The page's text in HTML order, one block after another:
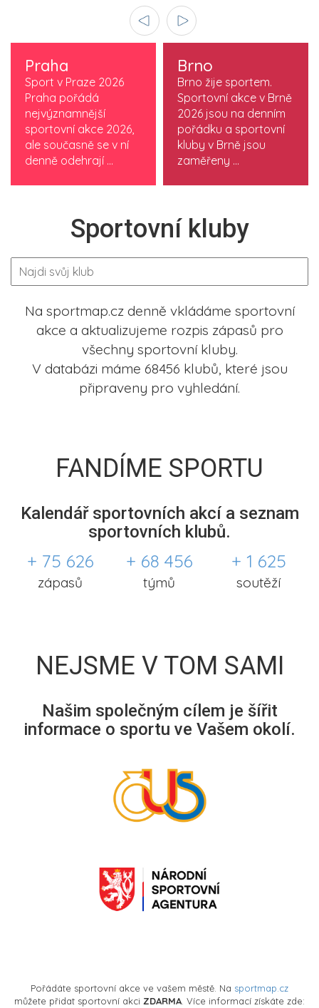
Praha
Sport v Praze 2026
Praha pořádá
nejvýznamnější
sportovní akce 2026,
ale současně se v ní
denně odehrají ...
Brno
Brno žije sportem.
Sportovní akce v Brně
2026 jsou na denním
pořádku a sportovní
kluby v Brně jsou
zaměřeny ...
Sportovní kluby
Na sportmap.cz denně vkládáme sportovní
akce a aktualizujeme rozpis zápasů pro
všechny sportovní kluby.
V databázi máme 68456 klubů, které jsou
připraveny pro vyhledání.
FANDÍME SPORTU
Kalendář sportovních akcí a seznam
sportovních klubů.
+ 75 626
zápasů
+ 68 456
týmů
+ 1 625
soutěží
NEJSME V TOM SAMI
Našim společným cílem je šířit
informace o sportu ve Vašem okolí.
Pořádáte sportovní akce ve vašem městě. Na sportmap.cz
můžete přidat sportovní akci ZDARMA . Více informací získáte zde: